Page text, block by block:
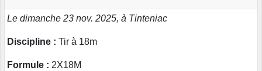
Le dimanche 23 nov. 2025, à Tinteniac
Discipline : Tir à 18m
Formule : 2X18M